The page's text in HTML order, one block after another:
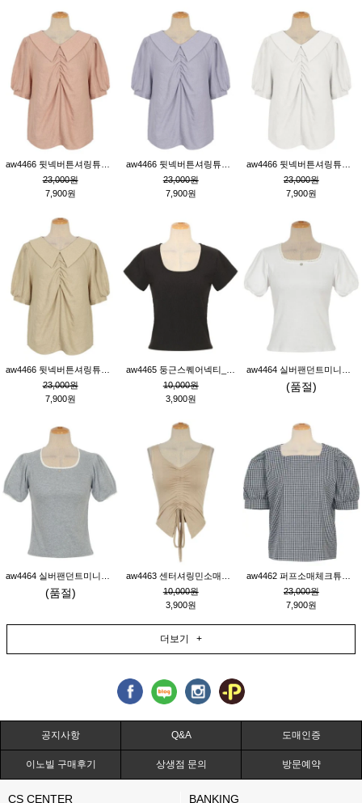
23,000원
7,900원
23,000원
7,900원
23,000원
7,900원
23,000원
7,900원
10,000원
3,900원
(품절)
(품절)
10,000원
3,900원
23,000원
7,900원
더보기 +
공지사항 Q&A 도매인증
이노빌 구매후기 상생점 문의 방문예약
CS CENTER BANKING